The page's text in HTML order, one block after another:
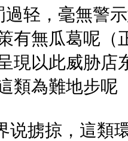
過轻，毫無警
有無瓜葛呢（
現以此威胁店
類為難地步呢
说掳掠，這類